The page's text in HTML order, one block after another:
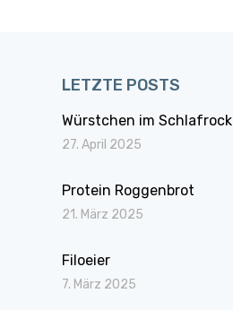
LETZTE POSTS
Würstchen im Schlafrock
27. April 2025
Protein Roggenbrot
21. März 2025
Filoeier
7. März 2025